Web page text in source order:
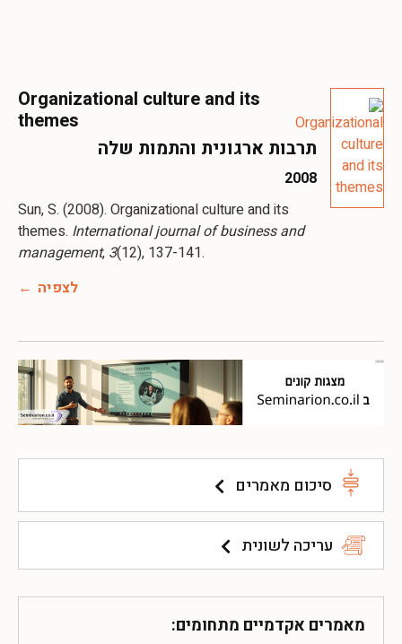
סיכום מאמרים
עריכה לשונית
מאמרים אקדמיים מתחומים:
Organizational culture and its
themes
תרבות ארגונית והתמות שלה
2008
Sun, S. (2008). Organizational culture and its
themes. International journal of business and
management, 3(12), 137-141.
לצפיה